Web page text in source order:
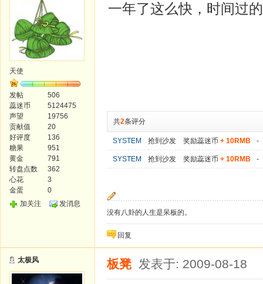
天使
发帖
506
蕊迷币
5124475
声望
19756
贡献值
20
好评度
136
糖果
951
黄金
791
转盘点数
362
心花
3
金蛋
0
加关注
发消息
一年了这么快，时间过
共2条评分
SYSTEM 抢到沙发 奖励蕊迷币 + 10RMB -
SYSTEM 抢到沙发 奖励蕊迷币 + 10RMB -
没有八卦的人生是呆板的。
回复
太极风 板凳 发表于: 2009-08-18